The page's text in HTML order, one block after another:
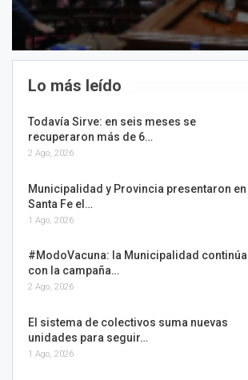
Lo más leído
Todavía Sirve: en seis meses se
recuperaron más de 6…
2 Ago, 2026
Municipalidad y Provincia presentaron en
Santa Fe el…
1 Ago, 2026
#ModoVacuna: la Municipalidad continúa
con la campaña…
2 Ago, 2026
El sistema de colectivos suma nuevas
unidades para seguir…
1 Ago, 2026